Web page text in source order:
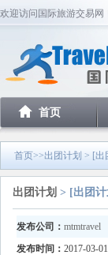
欢迎访问国际旅游交易网
首页
首页>>出团计划 > [出
出团计划 > [出团
发布公司： mtmtravel
发布时间： 2017-03-01